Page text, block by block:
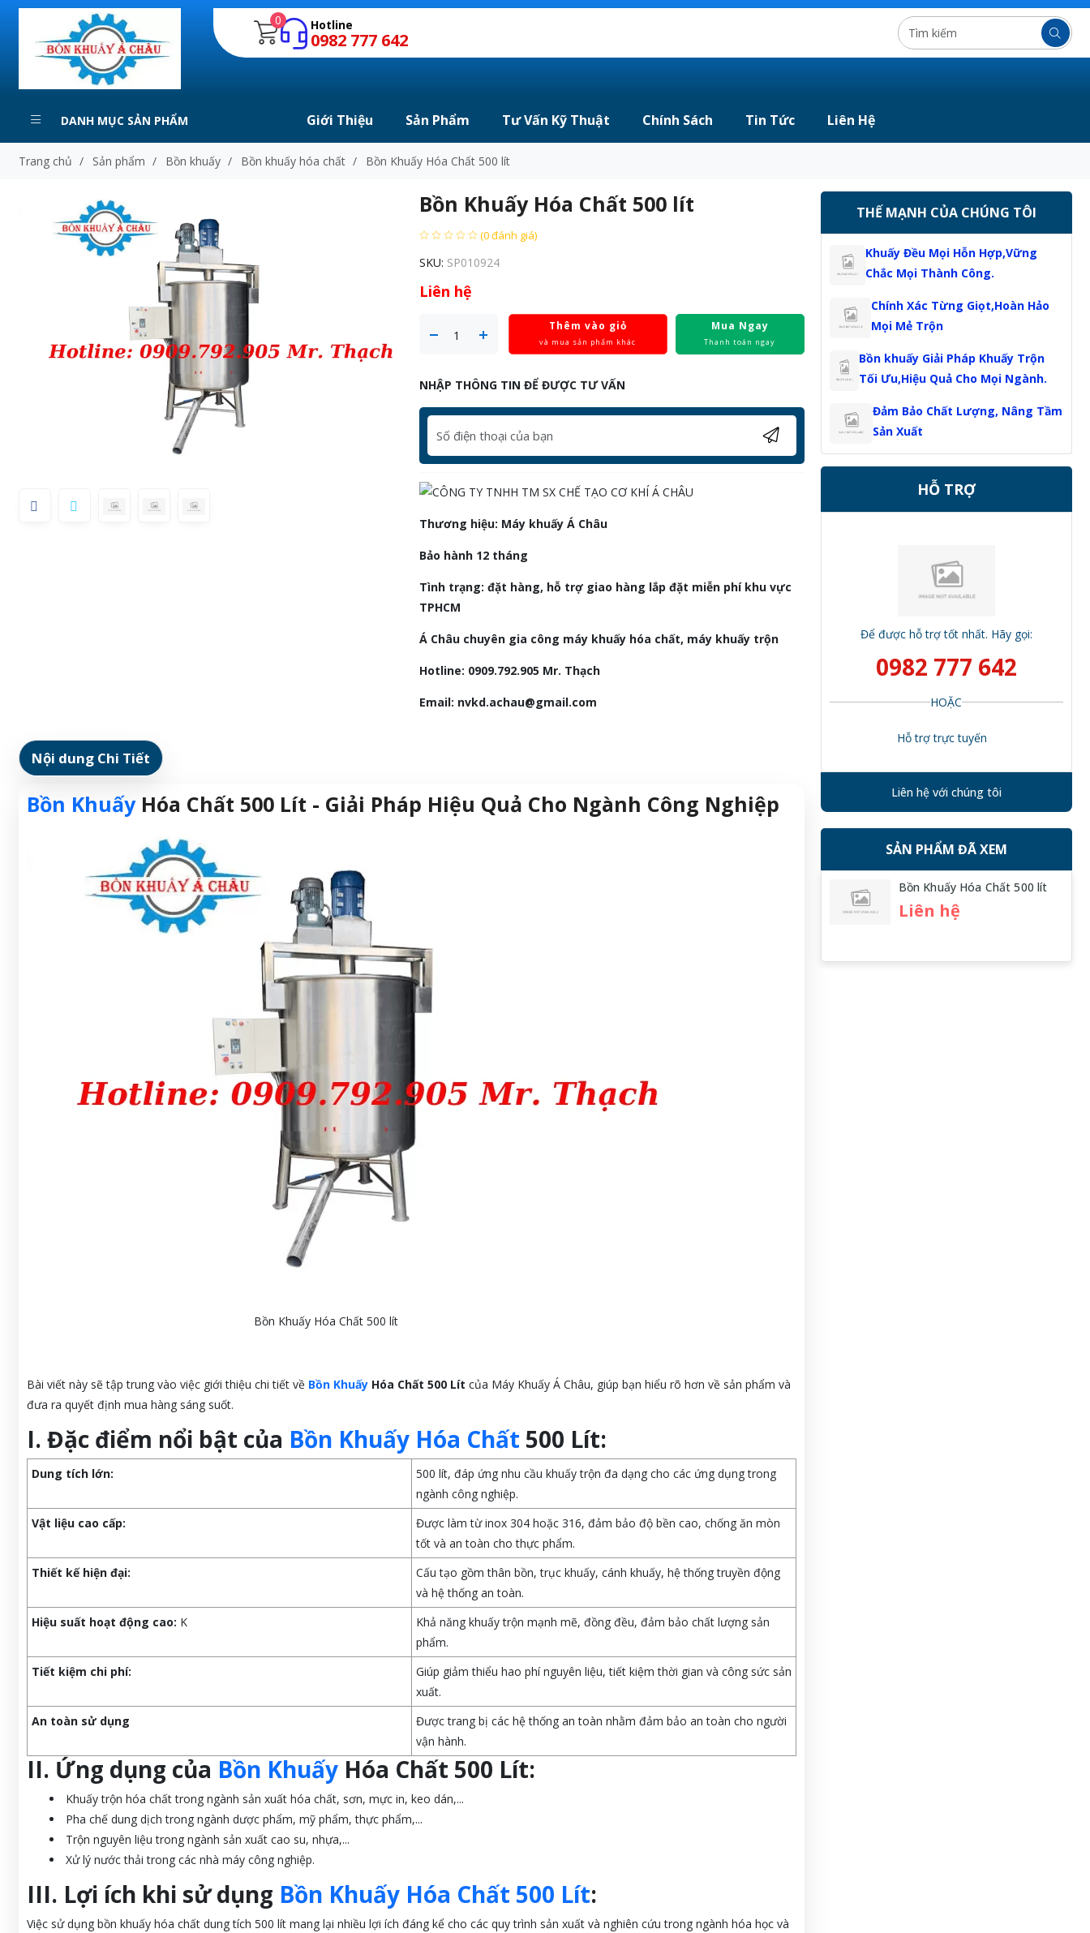
0 Hotline
0982 777 642
DANH MỤC SẢN PHẨM Giới Thiệu Sản Phẩm Tư Vấn Kỹ Thuật Chính Sách Tin Tức Liên Hệ
Trang chủ / Sản phẩm / Bồn khuấy / Bồn khuấy hóa chất / Bồn Khuấy Hóa Chất 500 lít
Bồn Khuấy Hóa Chất 500 lít
(0 đánh giá)
SKU: SP010924
Liên hệ
Thêm vào giỏ
và mua sản phẩm khác
Mua Ngay
Thanh toán ngay
NHẬP THÔNG TIN ĐỂ ĐƯỢC TƯ VẤN
Thương hiệu: Máy khuấy Á Châu
Bảo hành 12 tháng
Tình trạng: đặt hàng, hỗ trợ giao hàng lắp đặt miễn phí khu vực
TPHCM
Á Châu chuyên gia công máy khuấy hóa chất, máy khuấy trộn
Hotline: 0909.792.905 Mr. Thạch
Email: nvkd.achau@gmail.com
Nội dung Chi Tiết
Bồn KhuấyHóa Chất 500 Lít - Giải Pháp Hiệu Quả Cho Ngành Công Nghiệp
Bồn Khuấy Hóa Chất 500 lít
Bài viết này sẽ tập trung vào việc giới thiệu chi tiết về Bồn KhuấyHóa Chất 500 Lít của Máy Khuấy Á Châu, giúp bạn hiểu rõ hơn về sản phẩm và
đưa ra quyết định mua hàng sáng suốt.
I. Đặc điểm nổi bật của Bồn Khuấy Hóa Chất 500 Lít:
Dung tích lớn:
500 lít, đáp ứng nhu cầu khuấy trộn đa dạng cho các ứng dụng trong
ngành công nghiệp.
Vật liệu cao cấp:
Được làm từ inox 304 hoặc 316, đảm bảo độ bền cao, chống ăn mòn
tốt và an toàn cho thực phẩm.
Thiết kế hiện đại:
Cấu tạo gồm thân bồn, trục khuấy, cánh khuấy, hệ thống truyền động
và hệ thống an toàn.
Hiệu suất hoạt động cao: K
Khả năng khuấy trộn mạnh mẽ, đồng đều, đảm bảo chất lượng sản
phẩm.
Tiết kiệm chi phí:
Giúp giảm thiểu hao phí nguyên liệu, tiết kiệm thời gian và công sức sản
xuất.
An toàn sử dụng
Được trang bị các hệ thống an toàn nhằm đảm bảo an toàn cho người
vận hành.
II. Ứng dụng của Bồn KhuấyHóa Chất 500 Lít:
Khuấy trộn hóa chất trong ngành sản xuất hóa chất, sơn, mực in, keo dán,...
Pha chế dung dịch trong ngành dược phẩm, mỹ phẩm, thực phẩm,...
Trộn nguyên liệu trong ngành sản xuất cao su, nhựa,...
Xử lý nước thải trong các nhà máy công nghiệp.
III. Lợi ích khi sử dụng Bồn Khuấy Hóa Chất 500 Lít:
Việc sử dụng bồn khuấy hóa chất dung tích 500 lít mang lại nhiều lợi ích đáng kể cho các quy trình sản xuất và nghiên cứu trong ngành hóa học và
THẾ MẠNH CỦA CHÚNG TÔI
Khuấy Đều Mọi Hỗn Hợp,Vững
Chắc Mọi Thành Công.
Chính Xác Từng Giọt,Hoàn Hảo
Mọi Mẻ Trộn
Bồn khuấy Giải Pháp Khuấy Trộn
Tối Ưu,Hiệu Quả Cho Mọi Ngành.
Đảm Bảo Chất Lượng, Nâng Tầm
Sản Xuất
HỖ TRỢ
Để được hỗ trợ tốt nhất. Hãy gọi:
0982 777 642
HOẶC
Hỗ trợ trực tuyến
Liên hệ với chúng tôi
SẢN PHẨM ĐÃ XEM
Bồn Khuấy Hóa Chất 500 lít
Liên hệ